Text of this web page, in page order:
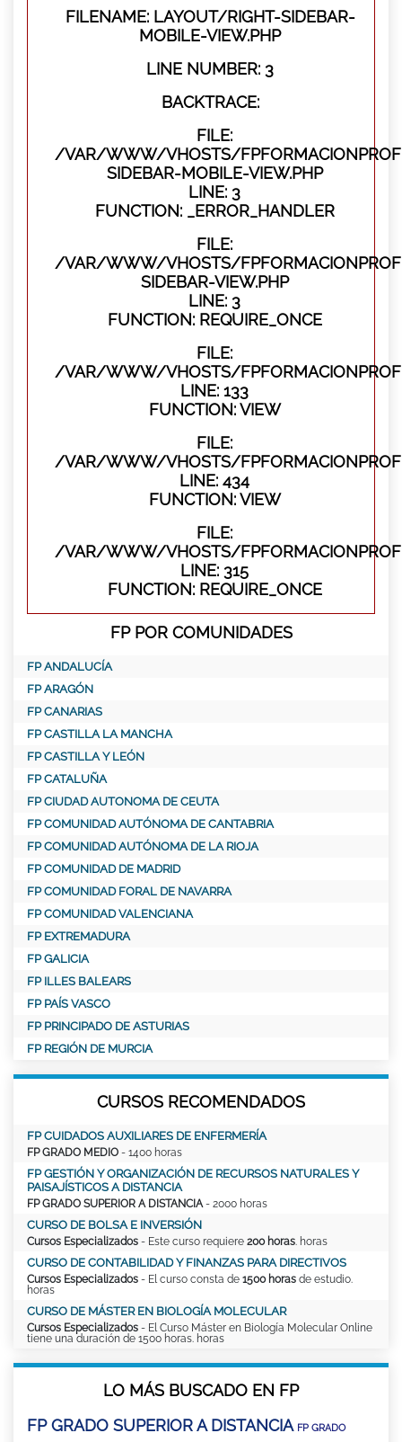
FILENAME: LAYOUT/RIGHT-SIDEBAR-
MOBILE-VIEW.PHP
LINE NUMBER: 3
BACKTRACE:
FILE:
/VAR/WWW/VHOSTS/
SIDEBAR-MOBILE-VIEW.PHP
LINE: 3
FUNCTION: _ERROR_HANDLER
FILE:
/VAR/WWW/VHOSTS/
SIDEBAR-VIEW.PHP
LINE: 3
FUNCTION: REQUIRE_ONCE
FILE:
/VAR/WWW/VHOSTS/
LINE: 133
FUNCTION: VIEW
FILE:
/VAR/WWW/VHOSTS/
LINE: 434
FUNCTION: VIEW
FILE:
/VAR/WWW/VHOSTS/
LINE: 315
FUNCTION: REQUIRE_ONCE
FP POR COMUNIDADES
FP ANDALUCÍA
FP ARAGÓN
FP CANARIAS
FP CASTILLA LA MANCHA
FP CASTILLA Y LEÓN
FP CATALUÑA
FP CIUDAD AUTONOMA DE CEUTA
FP COMUNIDAD AUTÓNOMA DE CANTABRIA
FP COMUNIDAD AUTÓNOMA DE LA RIOJA
FP COMUNIDAD DE MADRID
FP COMUNIDAD FORAL DE NAVARRA
FP COMUNIDAD VALENCIANA
FP EXTREMADURA
FP GALICIA
FP ILLES BALEARS
FP PAÍS VASCO
FP PRINCIPADO DE ASTURIAS
FP REGIÓN DE MURCIA
CURSOS RECOMENDADOS
FP CUIDADOS AUXILIARES DE ENFERMERÍA
FP GRADO MEDIO - 1400 horas
FP GESTIÓN Y ORGANIZACIÓN DE RECURSOS NATURALES Y
PAISAJÍSTICOS A DISTANCIA
FP GRADO SUPERIOR A DISTANCIA - 2000 horas
CURSO DE BOLSA E INVERSIÓN
Cursos Especializados - Este curso requiere 200 horas . horas
CURSO DE CONTABILIDAD Y FINANZAS PARA DIRECTIVOS
Cursos Especializados - El curso consta de 1500 horas de estudio.
horas
CURSO DE MÁSTER EN BIOLOGÍA MOLECULAR
Cursos Especializados - El Curso Máster en Biología Molecular Online
tiene una duración de 1500 horas. horas
LO MÁS BUSCADO EN FP
FP GRADO SUPERIOR A DISTANCIA FP GRADO